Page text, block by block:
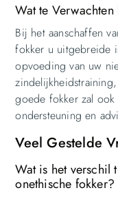
Wat te
Bij het aanschaffen
fokker u uitgebreide
opvoeding van uw
goede fokker zal
ondersteuning en
Veel Gestelde
Wat is het verschil
onethische fokker?